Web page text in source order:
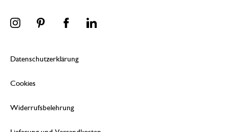
Datenschutzerklärung
Cookies
Widerrufsbelehrung